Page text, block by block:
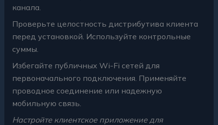
канала.
Проверьте целостность дистрибутива клиента
перед установкой. Используйте контрольные
суммы.
Избегайте публичных Wi-Fi сетей для
первоначального подключения. Применяйте
проводное соединение или надежную
мобильную связь.
Настройте клиентское приложение для